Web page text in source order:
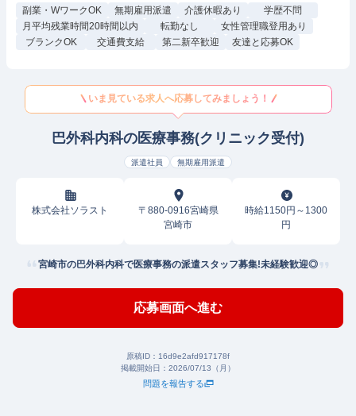
副業・WワークOK 無期雇用派遣 介護休暇あり
学歴不問
月平均残業時間20時間以内
転勤なし
女性管理職登用あり
ブランクOK
交通費支給 第二新卒歓迎 友達と応募OK
いま見ている求人へ応募してみましょう！
巴外科内科の医療事務(クリニック受付)
派遣社員 無期雇用派遣
株式会社ソラスト
〒880-0916宮崎県
宮崎市
時給1150円～1300
円
宮崎市の巴外科内科で医療事務の派遣スタッフ募集!未経験歓迎◎
応募画面へ進む
原稿ID： 16d9e2afd917178f
掲載開始日： 2026/07/13（月）
問題を報告する